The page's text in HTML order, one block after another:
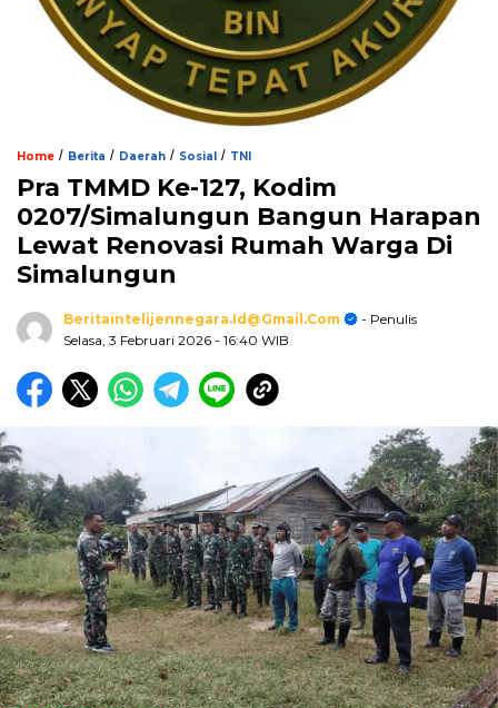
Home / Berita / Daerah / Sosial / TNI
Pra TMMD Ke-127, Kodim
0207/Simalungun Bangun Harapan
Lewat Renovasi Rumah Warga Di
Simalungun
Beritaintelijennegara.id@gmail.com
- Penulis
Selasa, 3 Februari 2026 - 16:40 WIB